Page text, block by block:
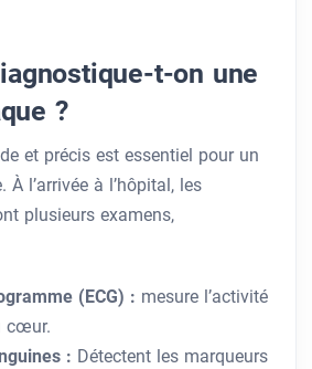
t-on une
?
et précis est essentiel pour un
l’arrivée à l’hôpital, les
plusieurs examens,
(ECG) : mesure l’activité
cœur.
: Détectent les marqueurs